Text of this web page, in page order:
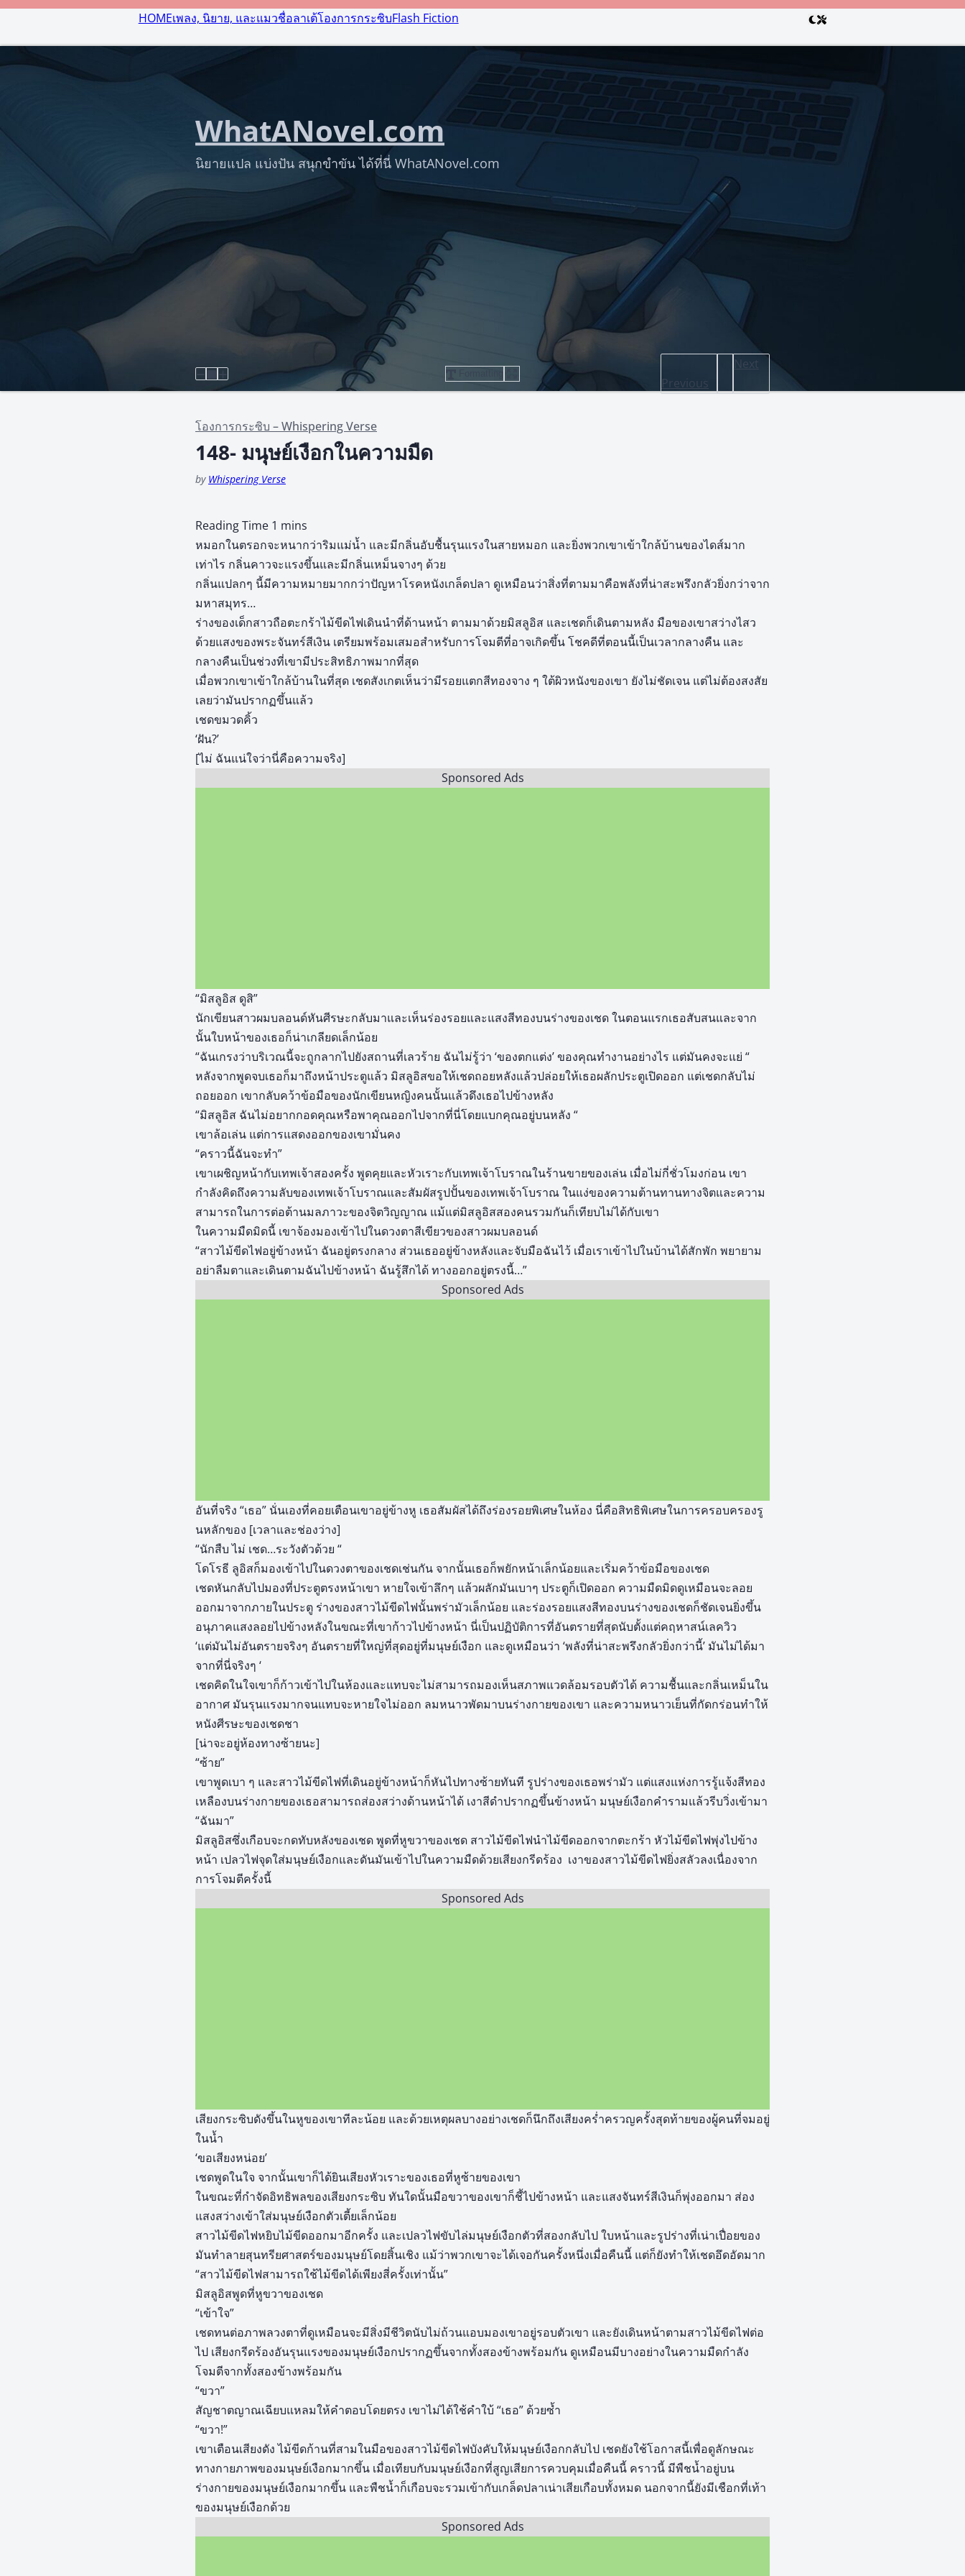
HOMEเพลง, นิยาย, และแมวชื่อลาเต้โองการกระซิบFlash Fiction
WhatANovel.com
นิยายแปล แบ่งปัน สนุกขำขัน ได้ที่นี่ WhatANovel.com
Previous
Next
โองการกระซิบ – Whispering Verse
148- มนุษย์เงือกในความมืด
by Whispering Verse
หมอกในตรอกจะหนากว่าริมแม่น้ำ และมีกลิ่นอับชื้นรุนแรงในสายหมอก และยิ่งพวกเขาเข้าใกล้บ้านของไดส์มาก
เท่าไร กลิ่นคาวจะแรงขึ้นและมีกลิ่นเหม็นจางๆ ด้วย
กลิ่นแปลกๆ นี้มีความหมายมากกว่าปัญหาโรคหนังเกล็ดปลา ดูเหมือนว่าสิ่งที่ตามมาคือพลังที่น่าสะพรึงกลัวยิ่งกว่าจาก
มหาสมุทร…
ร่างของเด็กสาวถือตะกร้าไม้ขีดไฟเดินนำที่ด้านหน้า ตามมาด้วยมิสลูอิส และเชดก็เดินตามหลัง มือของเขาสว่างไสว
ด้วยแสงของพระจันทร์สีเงิน เตรียมพร้อมเสมอสำหรับการโจมตีที่อาจเกิดขึ้น โชคดีที่ตอนนี้เป็นเวลากลางคืน และ
กลางคืนเป็นช่วงที่เขามีประสิทธิภาพมากที่สุด
เมื่อพวกเขาเข้าใกล้บ้านในที่สุด เชดสังเกตเห็นว่ามีรอยแตกสีทองจาง ๆ ใต้ผิวหนังของเขา ยังไม่ชัดเจน แต่ไม่ต้องสงสัย
เลยว่ามันปรากฏขึ้นแล้ว
เชดขมวดคิ้ว
‘ฝัน?’
[ไม่ ฉันแน่ใจว่านี่คือความจริง]
Sponsored Ads
“มิสลูอิส ดูสิ”
นักเขียนสาวผมบลอนด์หันศีรษะกลับมาและเห็นร่องรอยและแสงสีทองบนร่างของเชด ในตอนแรกเธอสับสนและจาก
นั้นใบหน้าของเธอก็น่าเกลียดเล็กน้อย
“ฉันเกรงว่าบริเวณนี้จะถูกลากไปยังสถานที่เลวร้าย ฉันไม่รู้ว่า ‘ของตกแต่ง’ ของคุณทำงานอย่างไร แต่มันคงจะแย่ “
หลังจากพูดจบเธอก็มาถึงหน้าประตูแล้ว มิสลูอิสขอให้เชดถอยหลังแล้วปล่อยให้เธอผลักประตูเปิดออก แต่เชดกลับไม่
ถอยออก เขากลับคว้าข้อมือของนักเขียนหญิงคนนั้นแล้วดึงเธอไปข้างหลัง
“มิสลูอิส ฉันไม่อยากกอดคุณหรือพาคุณออกไปจากที่นี่โดยแบกคุณอยู่บนหลัง “
เขาล้อเล่น แต่การแสดงออกของเขามั่นคง
“คราวนี้ฉันจะทำ”
เขาเผชิญหน้ากับเทพเจ้าสองครั้ง พูดคุยและหัวเราะกับเทพเจ้าโบราณในร้านขายของเล่น เมื่อไม่กี่ชั่วโมงก่อน เขา
กำลังคิดถึงความลับของเทพเจ้าโบราณและสัมผัสรูปปั้นของเทพเจ้าโบราณ ในแง่ของความต้านทานทางจิตและความ
สามารถในการต่อต้านมลภาวะของจิตวิญญาณ แม้แต่มิสลูอิสสองคนรวมกันก็เทียบไม่ได้กับเขา
ในความมืดมิดนี้ เขาจ้องมองเข้าไปในดวงตาสีเขียวของสาวผมบลอนด์
“สาวไม้ขีดไฟอยู่ข้างหน้า ฉันอยู่ตรงกลาง ส่วนเธออยู่ข้างหลังและจับมือฉันไว้ เมื่อเราเข้าไปในบ้านได้สักพัก พยายาม
อย่าลืมตาและเดินตามฉันไปข้างหน้า ฉันรู้สึกได้ ทางออกอยู่ตรงนี้…”
Sponsored Ads
อันที่จริง “เธอ” นั่นเองที่คอยเตือนเขาอยู่ข้างหู เธอสัมผัสได้ถึงร่องรอยพิเศษในห้อง นี่คือสิทธิพิเศษในการครอบครองรู
นหลักของ [เวลาและช่องว่าง]
“นักสืบ ไม่ เชด…ระวังตัวด้วย “
โดโรธี ลูอิสก็มองเข้าไปในดวงตาของเชดเช่นกัน จากนั้นเธอก็พยักหน้าเล็กน้อยและเริ่มคว้าข้อมือของเชด
เชดหันกลับไปมองที่ประตูตรงหน้าเขา หายใจเข้าลึกๆ แล้วผลักมันเบาๆ ประตูก็เปิดออก ความมืดมิดดูเหมือนจะลอย
ออกมาจากภายในประตู ร่างของสาวไม้ขีดไฟนั้นพร่ามัวเล็กน้อย และร่องรอยแสงสีทองบนร่างของเชดก็ชัดเจนยิ่งขึ้น
อนุภาคแสงลอยไปข้างหลังในขณะที่เขาก้าวไปข้างหน้า นี่เป็นปฏิบัติการที่อันตรายที่สุดนับตั้งแต่คฤหาสน์เลควิว
‘แต่มันไม่อันตรายจริงๆ อันตรายที่ใหญ่ที่สุดอยู่ที่มนุษย์เงือก และดูเหมือนว่า ‘พลังที่น่าสะพรึงกลัวยิ่งกว่านี้’ มันไม่ได้มา
จากที่นี่จริงๆ ‘
เชดคิดในใจเขาก็ก้าวเข้าไปในห้องและแทบจะไม่สามารถมองเห็นสภาพแวดล้อมรอบตัวได้ ความชื้นและกลิ่นเหม็นใน
อากาศ มันรุนแรงมากจนแทบจะหายใจไม่ออก ลมหนาวพัดมาบนร่างกายของเขา และความหนาวเย็นที่กัดกร่อนทำให้
หนังศีรษะของเชดชา
[น่าจะอยู่ห้องทางซ้ายนะ]
“ซ้าย”
เขาพูดเบา ๆ และสาวไม้ขีดไฟที่เดินอยู่ข้างหน้าก็หันไปทางซ้ายทันที รูปร่างของเธอพร่ามัว แต่แสงแห่งการรู้แจ้งสีทอง
เหลืองบนร่างกายของเธอสามารถส่องสว่างด้านหน้าได้ เงาสีดำปรากฏขึ้นข้างหน้า มนุษย์เงือกคำรามแล้วรีบวิ่งเข้ามา
“ฉันมา”
มิสลูอิสซึ่งเกือบจะกดทับหลังของเชด พูดที่หูขวาของเชด สาวไม้ขีดไฟนำไม้ขีดออกจากตะกร้า หัวไม้ขีดไฟพุ่งไปข้าง
หน้า เปลวไฟจุดใส่มนุษย์เงือกและดันมันเข้าไปในความมืดด้วยเสียงกรีดร้อง เงาของสาวไม้ขีดไฟยิ่งสลัวลงเนื่องจาก
การโจมตีครั้งนี้
Sponsored Ads
เสียงกระซิบดังขึ้นในหูของเขาทีละน้อย และด้วยเหตุผลบางอย่างเชดก็นึกถึงเสียงคร่ำครวญครั้งสุดท้ายของผู้คนที่จมอยู่
ในน้ำ
‘ขอเสียงหน่อย’
เชดพูดในใจ จากนั้นเขาก็ได้ยินเสียงหัวเราะของเธอที่หูซ้ายของเขา
ในขณะที่กำจัดอิทธิพลของเสียงกระซิบ ทันใดนั้นมือขวาของเขาก็ชี้ไปข้างหน้า และแสงจันทร์สีเงินก็พุ่งออกมา ส่อง
แสงสว่างเข้าใส่มนุษย์เงือกตัวเตี้ยเล็กน้อย
สาวไม้ขีดไฟหยิบไม้ขีดออกมาอีกครั้ง และเปลวไฟขับไล่มนุษย์เงือกตัวที่สองกลับไป ใบหน้าและรูปร่างที่เน่าเปื่อยของ
มันทำลายสุนทรียศาสตร์ของมนุษย์โดยสิ้นเชิง แม้ว่าพวกเขาจะได้เจอกันครั้งหนึ่งเมื่อคืนนี้ แต่ก็ยังทำให้เชดอึดอัดมาก
“สาวไม้ขีดไฟสามารถใช้ไม้ขีดได้เพียงสี่ครั้งเท่านั้น”
มิสลูอิสพูดที่หูขวาของเชด
“เข้าใจ”
เชดทนต่อภาพลวงตาที่ดูเหมือนจะมีสิ่งมีชีวิตนับไม่ถ้วนแอบมองเขาอยู่รอบตัวเขา และยังเดินหน้าตามสาวไม้ขีดไฟต่อ
ไป เสียงกรีดร้องอันรุนแรงของมนุษย์เงือกปรากฏขึ้นจากทั้งสองข้างพร้อมกัน ดูเหมือนมีบางอย่างในความมืดกำลัง
โจมตีจากทั้งสองข้างพร้อมกัน
“ขวา”
สัญชาตญาณเฉียบแหลมให้คำตอบโดยตรง เขาไม่ได้ใช้คำใบ้ “เธอ” ด้วยซ้ำ
“ขวา!”
เขาเตือนเสียงดัง ไม้ขีดก้านที่สามในมือของสาวไม้ขีดไฟบังคับให้มนุษย์เงือกกลับไป เชดยังใช้โอกาสนี้เพื่อดูลักษณะ
ทางกายภาพของมนุษย์เงือกมากขึ้น เมื่อเทียบกับมนุษย์เงือกที่สูญเสียการควบคุมเมื่อคืนนี้ คราวนี้ มีพืชน้ำอยู่บน
ร่างกายของมนุษย์เงือกมากขึ้น และพืชน้ำก็เกือบจะรวมเข้ากับเกล็ดปลาเน่าเสียเกือบทั้งหมด นอกจากนี้ยังมีเชือกที่เท้า
ของมนุษย์เงือกด้วย
Sponsored Ads